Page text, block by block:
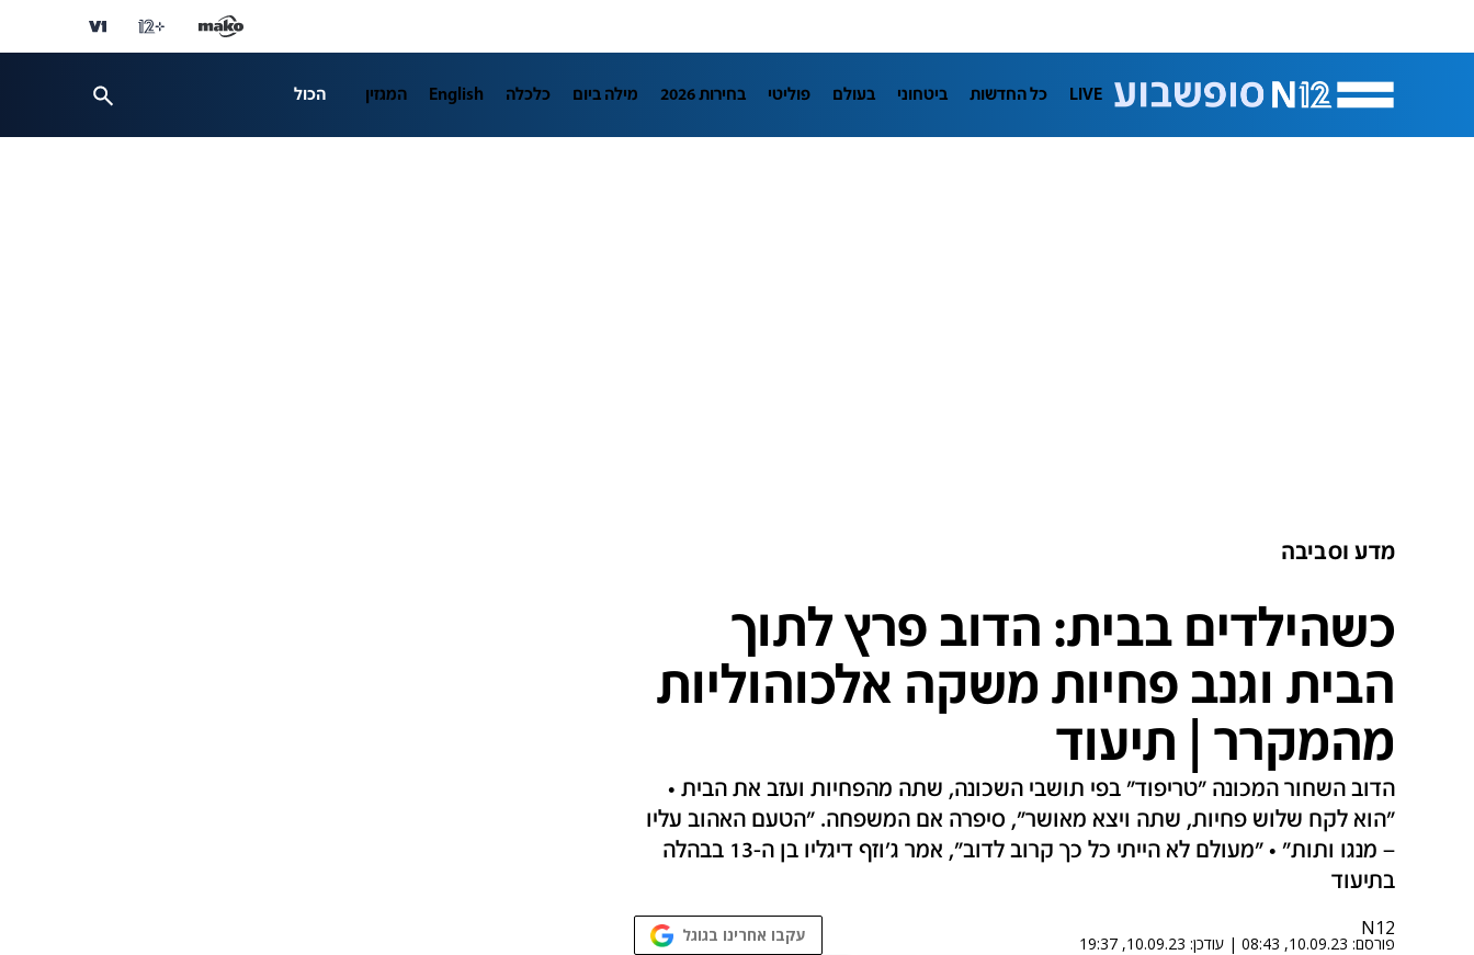
LIVE כל החדשות ביטחוני בעולם פוליטי בחירות 2026 מילה ביום כלכלה English המגזין הכול
מדע וסביבה
כשהילדים בבית: הדוב פרץ לתוך
הבית וגנב פחיות משקה אלכוהוליות
מהמקרר | תיעוד
הדוב השחור המכונה "טריפוד" בפי תושבי השכונה, שתה מהפחיות ועזב את הבית •
"הוא לקח שלוש פחיות, שתה ויצא מאושר", סיפרה אם המשפחה. "הטעם האהוב עליו
– מנגו ותות" • "מעולם לא הייתי כל כך קרוב לדוב", אמר ג'וזף דיגליו בן ה-13 בבהלה
בתיעוד
N12
פורסם: 10.09.23, 08:43
| עודכן: 10.09.23, 19:37 עקבו אחרינו בגוגל